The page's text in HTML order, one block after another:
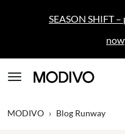
SEASON SHIFT
MODIVO › Blog Runway